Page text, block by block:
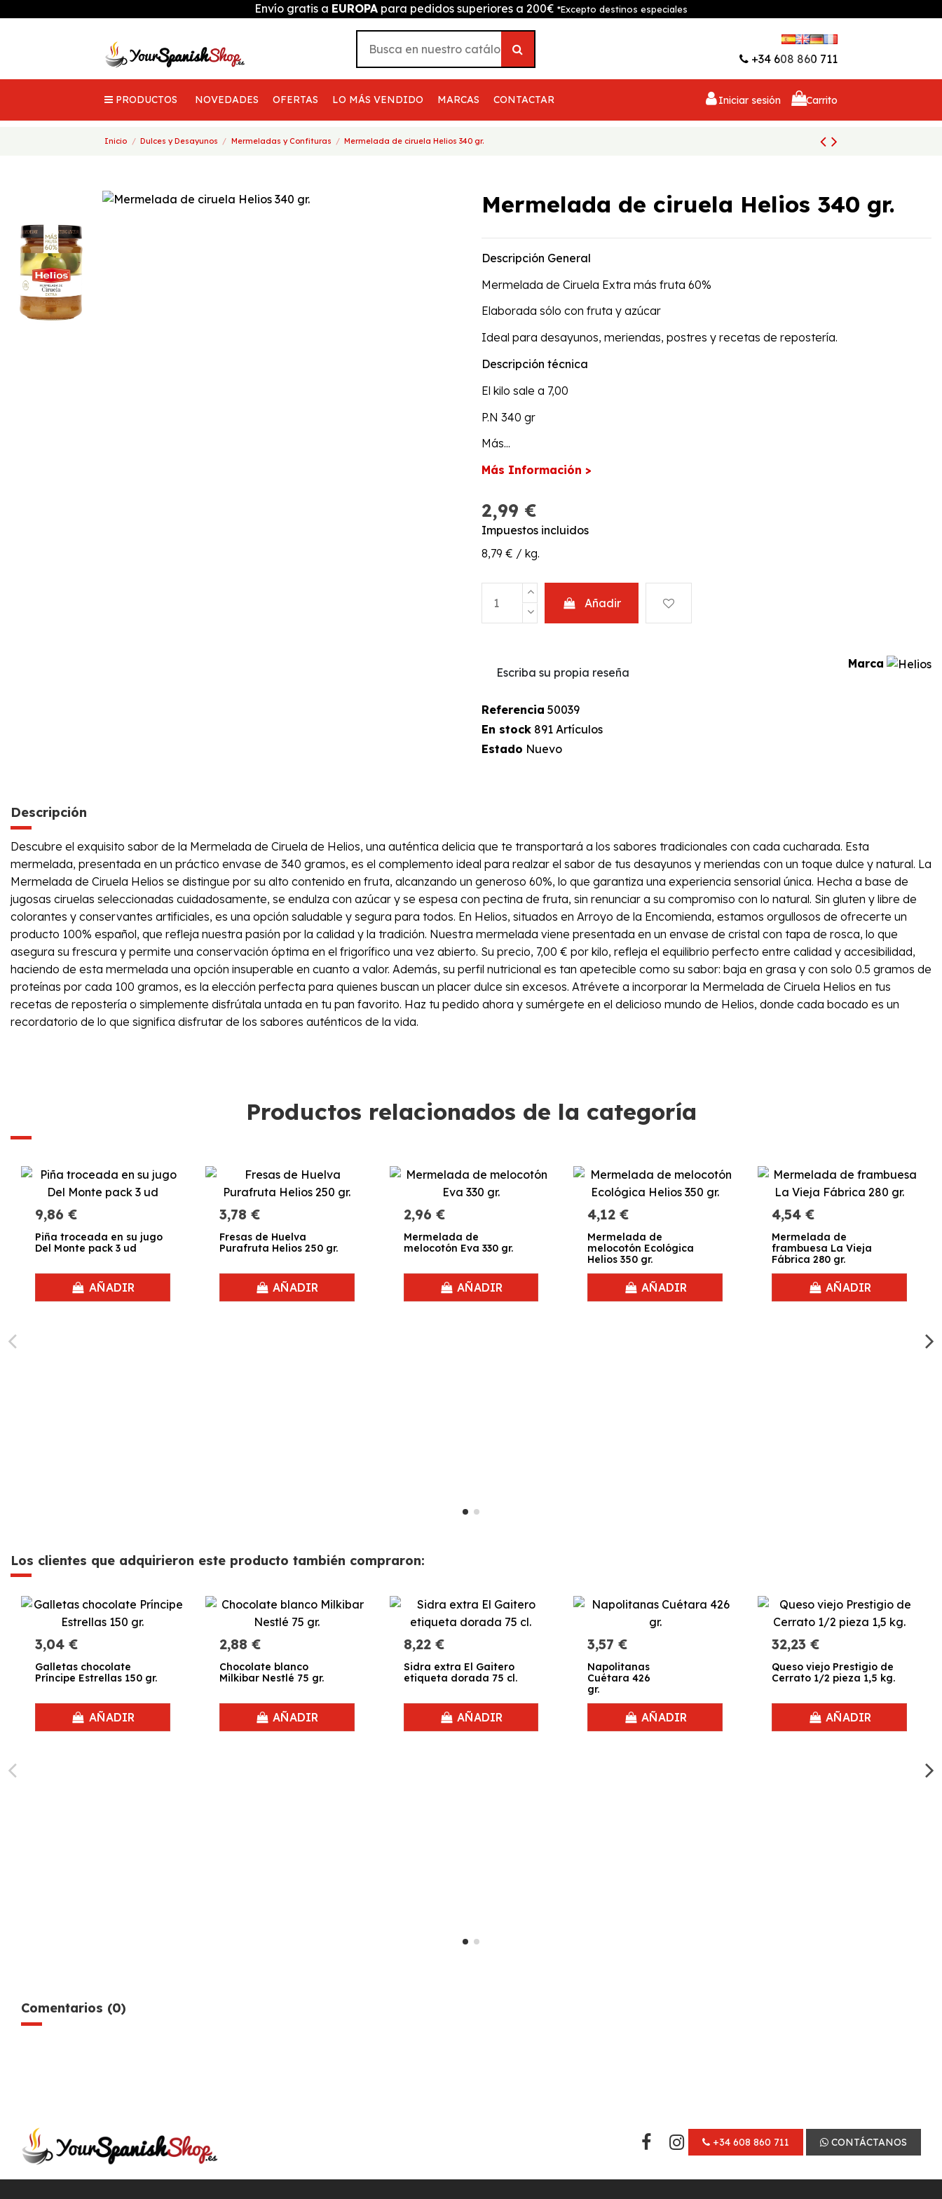
Envío gratis a EUROPA para pedidos superiores a 200€ *Excepto destinos especiales
+34 608 860 711
PRODUCTOS NOVEDADES OFERTAS LO MÁS VENDIDO MARCAS CONTACTAR Iniciar sesión Carrito
Inicio Dulces y Desayunos Mermeladas y Confituras Mermelada de ciruela Helios 340 gr.
Mermelada de ciruela Helios 340 gr.
Descripción General
Mermelada de Ciruela Extra más fruta 60%
Elaborada sólo con fruta y azúcar
Ideal para desayunos, meriendas, postres y recetas de repostería.
Descripción técnica
El kilo sale a 7,00
P.N 340 gr
Más...
Más Información >
2,99 €
Impuestos incluidos
8,79 € / kg.
Añadir
Marca
Escriba su propia reseña
Referencia 50039
En stock 891 Artículos
Estado Nuevo
Descripción
Descubre el exquisito sabor de la Mermelada de Ciruela de Helios, una auténtica delicia que te transportará a los sabores tradicionales con cada cucharada. Esta
mermelada, presentada en un práctico envase de 340 gramos, es el complemento ideal para realzar el sabor de tus desayunos y meriendas con un toque dulce y natural. La
Mermelada de Ciruela Helios se distingue por su alto contenido en fruta, alcanzando un generoso 60%, lo que garantiza una experiencia sensorial única. Hecha a base de
jugosas ciruelas seleccionadas cuidadosamente, se endulza con azúcar y se espesa con pectina de fruta, sin renunciar a su compromiso con lo natural. Sin gluten y libre de
colorantes y conservantes artificiales, es una opción saludable y segura para todos. En Helios, situados en Arroyo de la Encomienda, estamos orgullosos de ofrecerte un
producto 100% español, que refleja nuestra pasión por la calidad y la tradición. Nuestra mermelada viene presentada en un envase de cristal con tapa de rosca, lo que
asegura su frescura y permite una conservación óptima en el frigorífico una vez abierto. Su precio, 7,00 € por kilo, refleja el equilibrio perfecto entre calidad y accesibilidad,
haciendo de esta mermelada una opción insuperable en cuanto a valor. Además, su perfil nutricional es tan apetecible como su sabor: baja en grasa y con solo 0.5 gramos de
proteínas por cada 100 gramos, es la elección perfecta para quienes buscan un placer dulce sin excesos. Atrévete a incorporar la Mermelada de Ciruela Helios en tus
recetas de repostería o simplemente disfrútala untada en tu pan favorito. Haz tu pedido ahora y sumérgete en el delicioso mundo de Helios, donde cada bocado es un
recordatorio de lo que significa disfrutar de los sabores auténticos de la vida.
Productos relacionados de la categoría
9,86 €
Piña troceada en su jugo
Del Monte pack 3 ud
AÑADIR
3,78 €
Fresas de Huelva
Purafruta Helios 250 gr.
AÑADIR
2,96 €
Mermelada de
melocotón Eva 330 gr.
AÑADIR
4,12 €
Mermelada de
melocotón Ecológica
Helios 350 gr.
AÑADIR
4,54 €
Mermelada de
frambuesa La Vieja
Fábrica 280 gr.
AÑADIR
Los clientes que adquirieron este producto también compraron:
3,04 €
Galletas chocolate
Príncipe Estrellas 150 gr.
AÑADIR
2,88 €
Chocolate blanco
Milkibar Nestlé 75 gr.
AÑADIR
8,22 €
Sidra extra El Gaitero
etiqueta dorada 75 cl.
AÑADIR
3,57 €
Napolitanas
Cuétara 426
gr.
AÑADIR
32,23 €
Queso viejo Prestigio de
Cerrato 1/2 pieza 1,5 kg.
AÑADIR
Comentarios (0)
+34 608 860 711 CONTÁCTANOS